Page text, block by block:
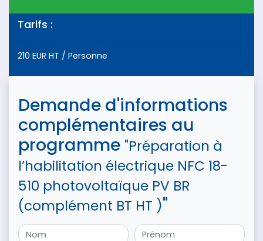
Tarifs :
210 EUR HT / Personne
Demande d'informations
complémentaires au
programme "Préparation à
l’habilitation électrique NFC 18-
510 photovoltaïque PV BR
(complément BT HT )"